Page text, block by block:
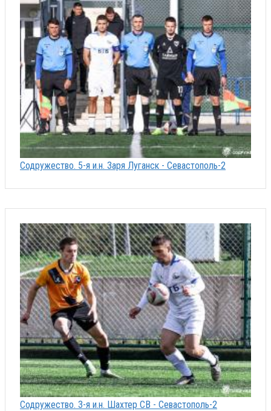
Содружество. 5-я и.н. Заря Луганск - Севастополь-2
Содружество. 3-я и.н. Шахтер СВ - Севастополь-2